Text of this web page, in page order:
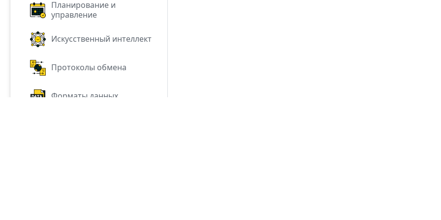
Планирование и
управление
Искусственный интеллект
Протоколы обмена
Форматы данных